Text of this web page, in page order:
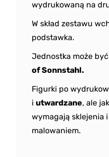
wydrukowaną na
W skład zestawu
podstawka.
Jednostka może
of Sonnstahl.
Figurki po
i utwardzane, ale
wymagają sklejenia
malowaniem.